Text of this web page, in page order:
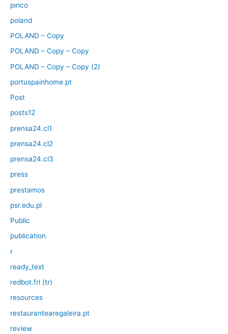
pınco
poland
POLAND – Copy
POLAND – Copy – Copy
POLAND – Copy – Copy (2)
portuspainhome.pt
Post
posts12
prensa24.cl1
prensa24.cl2
prensa24.cl3
press
prestamos
psr.edu.pl
Public
publication
r
ready_text
redbot.frl (tr)
resources
restaurantearegaleira.pt
review